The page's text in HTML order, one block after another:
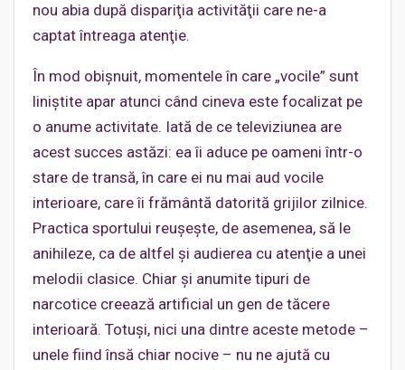
nou abia după dispariţia activităţii care ne-a
captat întreaga atenţie.
În mod obişnuit, momentele în care „vocile” sunt
liniştite apar atunci când cineva este focalizat pe
o anume activitate. Iată de ce televiziunea are
acest succes astăzi: ea îi aduce pe oameni într-o
stare de transă, în care ei nu mai aud vocile
interioare, care îi frământă datorită grijilor zilnice.
Practica sportului reuşeşte, de asemenea, să le
anihileze, ca de altfel şi audierea cu atenţie a unei
melodii clasice. Chiar şi anumite tipuri de
narcotice creează artificial un gen de tăcere
interioară. Totuşi, nici una dintre aceste metode –
unele fiind însă chiar nocive – nu ne ajută cu